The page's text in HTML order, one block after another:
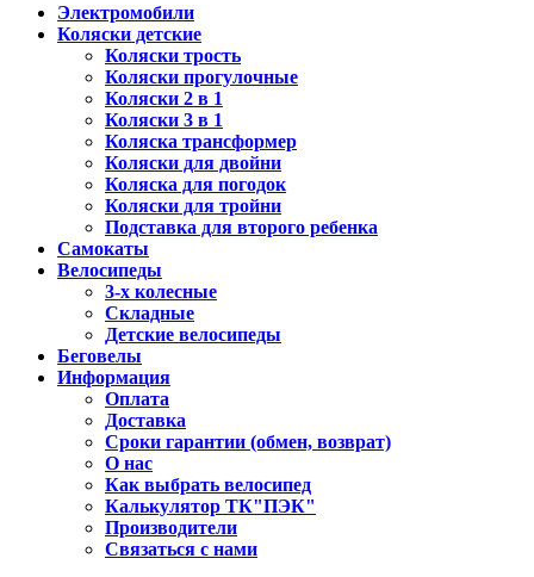
Электромобили
Коляски детские
Коляски трость
Коляски прогулочные
Коляски 2 в 1
Коляски 3 в 1
Коляска трансформер
Коляски для двойни
Коляска для погодок
Коляски для тройни
Подставка для второго ребенка
Самокаты
Велосипеды
3-х колесные
Складные
Детские велосипеды
Беговелы
Информация
Оплата
Доставка
Сроки гарантии (обмен, возврат)
О нас
Как выбрать велосипед
Калькулятор ТК"ПЭК"
Производители
Связаться с нами